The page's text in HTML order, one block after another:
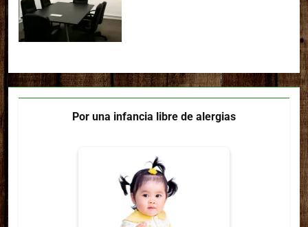
Por una infancia libre de alergias